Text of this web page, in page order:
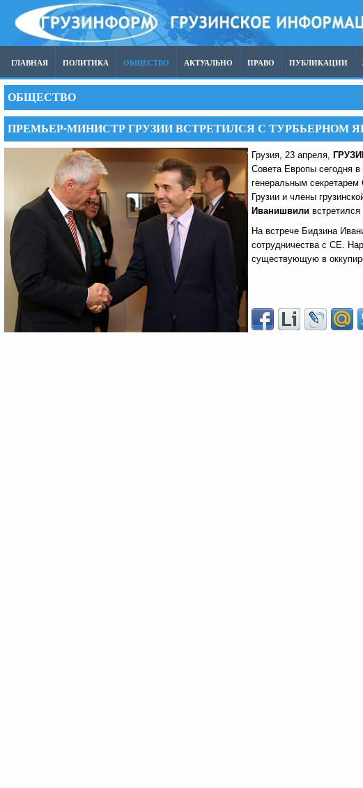
ГЛАВНАЯ ПОЛИТИКА ОБЩЕСТВО АКТУАЛЬНО ПРАВО ПУБЛИКАЦИИ
ОБЩЕСТВО
ПРЕМЬЕР-МИНИСТР ГРУЗИИ ВСТРЕТИЛСЯ С ТУРБЬЕРНОМ
Грузия, 23 апреля,
Совета Европы сегодня
генеральным секретарем
Грузии и члены
Иванишвили встретился
На встрече Бидзина
сотрудничества с СЕ.
существующую в